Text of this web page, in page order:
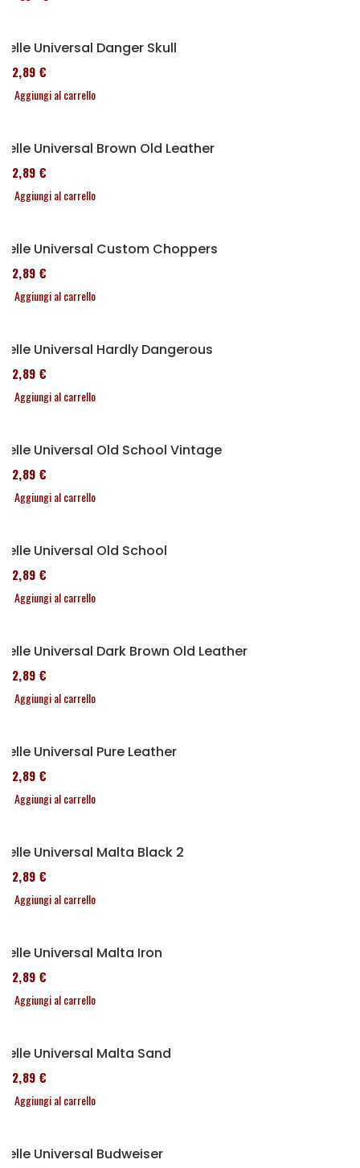
Selle Universal Danger Skull
152,89 €
Aggiungi al carrello
Selle Universal Brown Old Leather
152,89 €
Aggiungi al carrello
Selle Universal Custom Choppers
152,89 €
Aggiungi al carrello
Selle Universal Hardly Dangerous
152,89 €
Aggiungi al carrello
Selle Universal Old School Vintage
152,89 €
Aggiungi al carrello
Selle Universal Old School
152,89 €
Aggiungi al carrello
Selle Universal Dark Brown Old Leather
152,89 €
Aggiungi al carrello
Selle Universal Pure Leather
152,89 €
Aggiungi al carrello
Selle Universal Malta Black 2
152,89 €
Aggiungi al carrello
Selle Universal Malta Iron
152,89 €
Aggiungi al carrello
Selle Universal Malta Sand
152,89 €
Aggiungi al carrello
Selle Universal Budweiser